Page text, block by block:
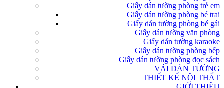
Giấy dán tường phòng trẻ em
Giấy dán tường phòng bé trai
Giấy dán tường phòng bé gái
Giấy dán tường văn phòng
Giấy dán tường karaoke
Giấy dán tường phòng bếp
Giấy dán tường phòng đọc sách
VẢI DÁN TƯỜNG
THIẾT KẾ NỘI THẤT
GIỚI THIỆU